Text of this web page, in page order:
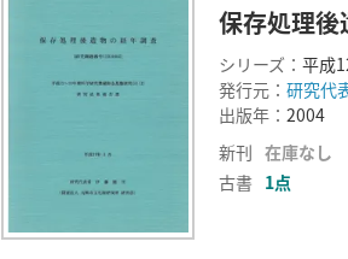
保存処理
シリーズ： 平成
発行元： 研究代
出版年： 2004
新刊 在庫なし
古書 1点